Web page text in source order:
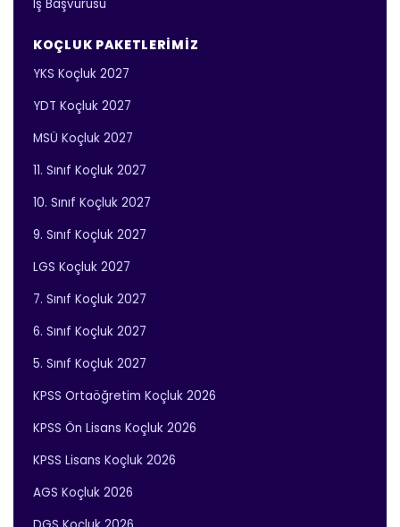
İş Başvurusu
KOÇLUK PAKETLERIMIZ
YKS Koçluk 2027
YDT Koçluk 2027
MSÜ Koçluk 2027
11. Sınıf Koçluk 2027
10. Sınıf Koçluk 2027
9. Sınıf Koçluk 2027
LGS Koçluk 2027
7. Sınıf Koçluk 2027
6. Sınıf Koçluk 2027
5. Sınıf Koçluk 2027
KPSS Ortaöğretim Koçluk 2026
KPSS Ön Lisans Koçluk 2026
KPSS Lisans Koçluk 2026
AGS Koçluk 2026